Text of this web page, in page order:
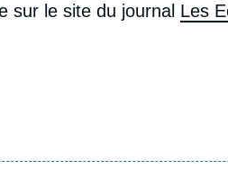
sur le site du journal Les